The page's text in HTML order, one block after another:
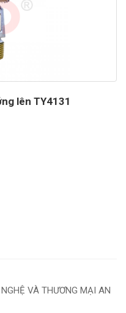
lên TY4131
VÀ THƯƠNG MẠI AN